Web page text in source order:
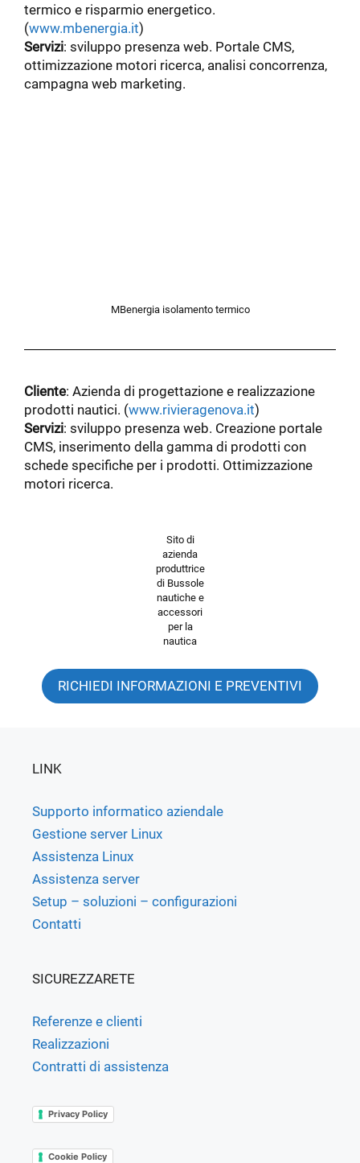
termico e risparmio energetico.
(www.mbenergia.it)
Servizi: sviluppo presenza web. Portale CMS,
ottimizzazione motori ricerca, analisi concorrenza,
campagna web marketing.
MBenergia isolamento termico
Cliente: Azienda di progettazione e realizzazione
prodotti nautici. (www.rivieragenova.it)
Servizi: sviluppo presenza web. Creazione portale
CMS, inserimento della gamma di prodotti con
schede specifiche per i prodotti. Ottimizzazione
motori ricerca.
Sito di
azienda
produttrice
di Bussole
nautiche e
accessori
per la
nautica
RICHIEDI INFORMAZIONI E PREVENTIVI
LINK
Supporto informatico aziendale
Gestione server Linux
Assistenza Linux
Assistenza server
Setup – soluzioni – configurazioni
Contatti
SICUREZZARETE
Referenze e clienti
Realizzazioni
Contratti di assistenza
Privacy Policy
Cookie Policy